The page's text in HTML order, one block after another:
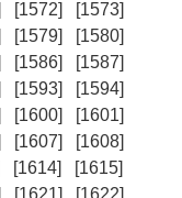
[1572]
[1573]
[1579]
[1580]
[1586]
[1587]
[1593]
[1594]
[1600]
[1601]
[1607]
[1608]
[1614]
[1615]
[1621]
[1622]